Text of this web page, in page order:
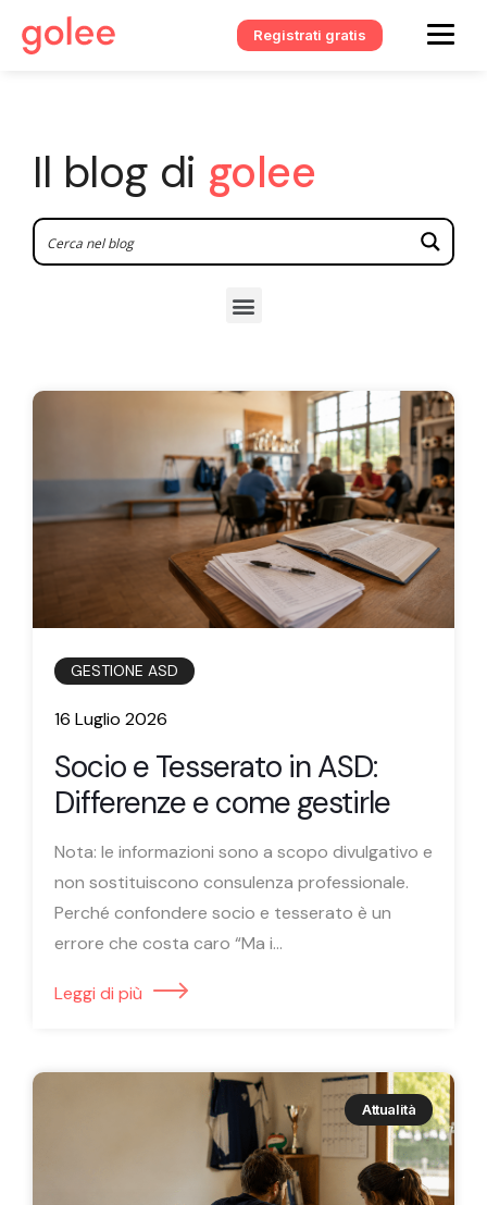
Registrati gratis
Il blog di golee
GESTIONE ASD
16 Luglio 2026
Socio e Tesserato in ASD:
Differenze e come gestirle
Nota: le informazioni sono a scopo divulgativo e
non sostituiscono consulenza professionale.
Perché confondere socio e tesserato è un
errore che costa caro “Ma i...
Leggi di più
Attualità